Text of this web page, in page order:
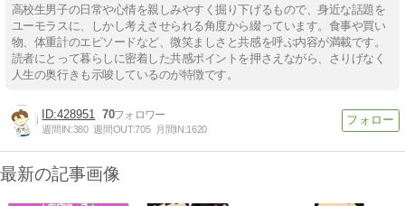
高校生男子の日常や心情を親しみやすく掘り下げるもので、身近な話題を
ユーモラスに、しかし考えさせられる角度から綴っています。食事や買い
物、体重計のエピソードなど、微笑ましさと共感を呼ぶ内容が満載です。
読者にとって暮らしに密着した共感ポイントを押さえながら、さりげなく
人生の奥行きも示唆しているのが特徴です。
428951 70
週間IN:380 週間OUT:705 月間IN:1620
最新の記事画像